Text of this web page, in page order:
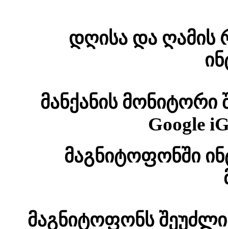
დღისა და ღამის
მანქანის მონიტორი
Google
მაგნიტოფონში
მაგნიტოფონს